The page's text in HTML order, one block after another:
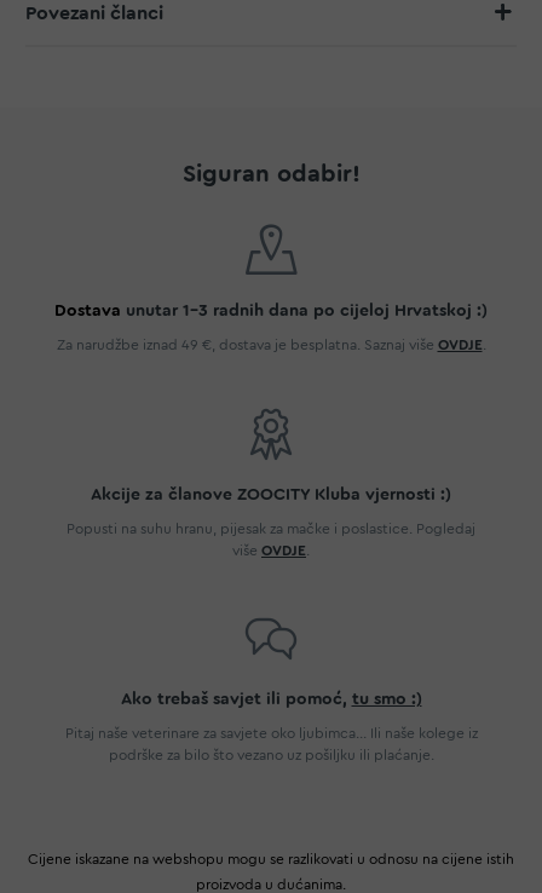
Povezani članci
Siguran odabir!
Dostava unutar 1-3 radnih dana po cijeloj Hrvatskoj :)
Za narudžbe iznad 49 €, dostava je besplatna. Saznaj više OVDJE
Akcije za članove ZOOCITY Kluba vjernosti :)
Popusti na suhu hranu, pijesak za mačke i poslastice. Pogledaj
više OVDJE
Ako trebaš savjet ili pomoć, tu smo :)
Pitaj naše veterinare za savjete oko ljubimca... Ili naše kolege iz
podrške za bilo što vezano uz pošiljku ili plaćanje.
Cijene iskazane na webshopu mogu se razlikovati u odnosu na cijene istih
proizvoda u dućanima.